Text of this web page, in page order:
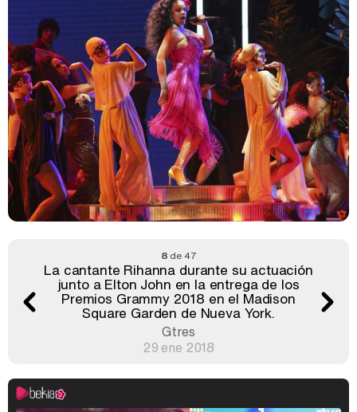
8 de 47
La cantante Rihanna durante su actuación
junto a Elton John en la entrega de los
Premios Grammy 2018 en el Madison
Square Garden de Nueva York.
Gtres
29 ene 2018